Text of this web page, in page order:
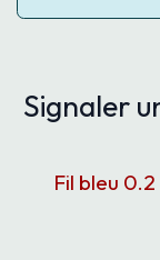
Signaler
Fil bleu